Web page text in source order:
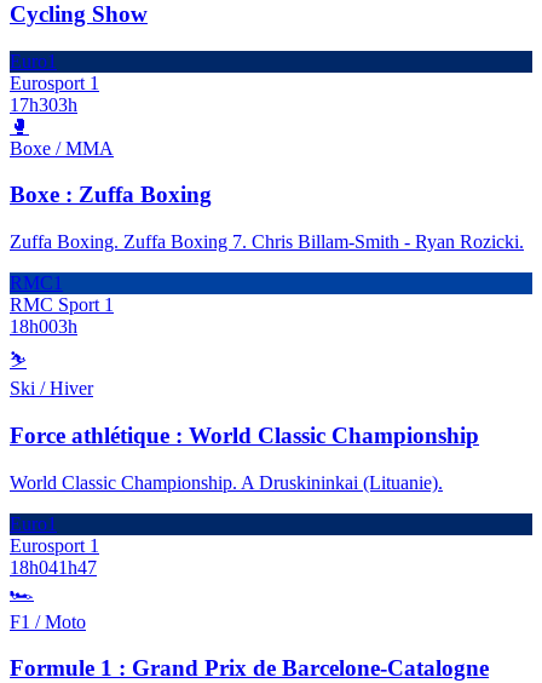
Cycling Show
Euro1
Eurosport 1
17h303h
🥊
Boxe / MMA
Boxe : Zuffa Boxing
Zuffa Boxing. Zuffa Boxing 7. Chris Billam-Smith - Ryan Rozicki.
RMC1
RMC Sport 1
18h003h
⛷️
Ski / Hiver
Force athlétique : World Classic Championship
World Classic Championship. A Druskininkai (Lituanie).
Euro1
Eurosport 1
18h041h47
🏎️
F1 / Moto
Formule 1 : Grand Prix de Barcelone-Catalogne